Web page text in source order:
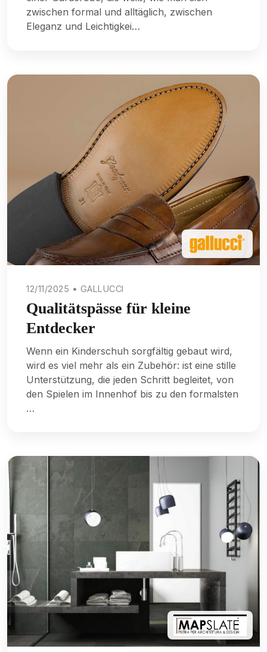
zwischen formal und alltäglich, zwischen
Eleganz und Leichtigkei…
12/11/2025 • GALLUCCI
Qualitätspässe für kleine
Entdecker
Wenn ein Kinderschuh sorgfältig gebaut wird,
wird es viel mehr als ein Zubehör: ist eine stille
Unterstützung, die jeden Schritt begleitet, von
den Spielen im Innenhof bis zu den formalsten
…